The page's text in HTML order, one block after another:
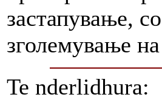
застапување,
зголемување
Te nderlidhura: